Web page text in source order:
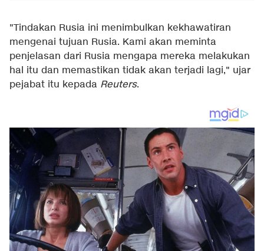
"Tindakan Rusia ini menimbulkan kekhawatiran
mengenai tujuan Rusia. Kami akan meminta
penjelasan dari Rusia mengapa mereka melakukan
hal itu dan memastikan tidak akan terjadi lagi," ujar
pejabat itu kepada Reuters.